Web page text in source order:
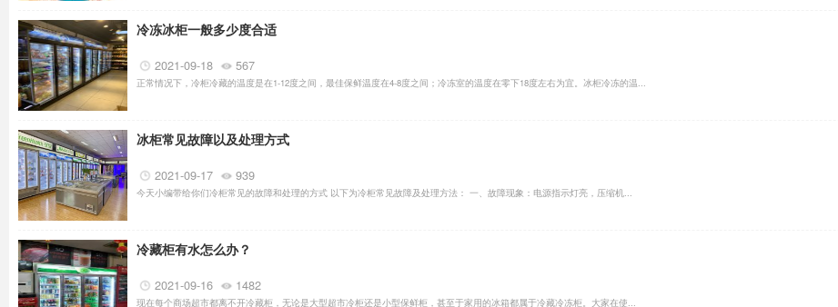
冷冻冰柜一般多少度合适
2021-09-18 567
正常情况下，冷柜冷藏的温度是在1-12度之间，最佳保鲜温度在4-8度之间；冷冻室的温度在零下18度左右为宜。冰柜冷冻的温...
冰柜常见故障以及处理方式
2021-09-17 939
今天小编带给你们冷柜常见的故障和处理的方式 以下为冷柜常见故障及处理方法： 一、故障现象：电源指示灯亮，压缩机...
冷藏柜有水怎么办？
2021-09-16 1482
现在每个商场超市都离不开冷藏柜，无论是大型超市冷柜还是小型保鲜柜，甚至于家用的冰箱都属于冷藏冷冻柜。大家在使...